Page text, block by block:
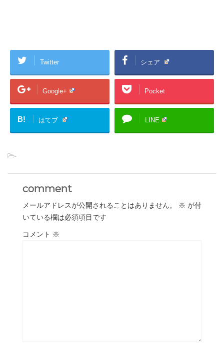
Twitter シェア
Google+ Pocket
B! はてブ LINE
-
comment
メールアドレスが公開されることはありません。 ※ が付
いている欄は必須項目です
コメント ※